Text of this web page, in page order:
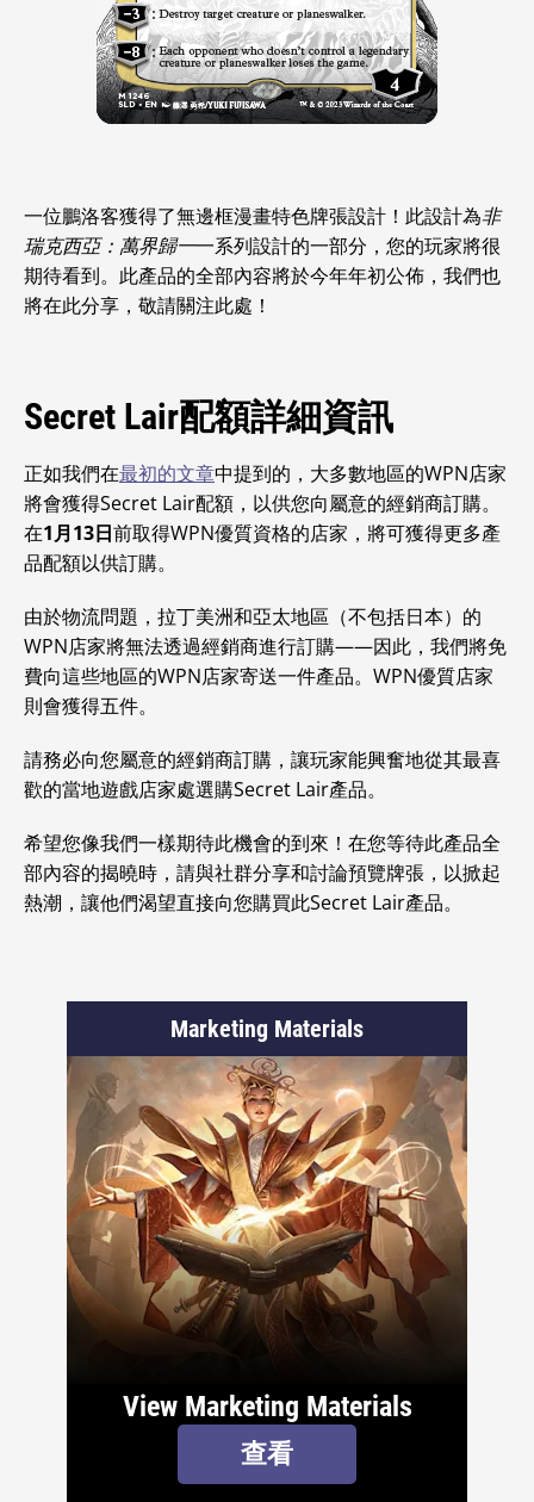
一位鵬洛客獲得了無邊框漫畫特色牌張設計！此設計為非
瑞克西亞：萬界歸一一系列設計的一部分，您的玩家將很
期待看到。此產品的全部內容將於今年年初公佈，我們也
將在此分享，敬請關注此處！
Secret Lair配額詳細資訊
正如我們在最初的文章中提到的，大多數地區的WPN店家
將會獲得Secret Lair配額，以供您向屬意的經銷商訂購。
在1月13日前取得WPN優質資格的店家，將可獲得更多產
品配額以供訂購。
由於物流問題，拉丁美洲和亞太地區（不包括日本）的
WPN店家將無法透過經銷商進行訂購——因此，我們將免
費向這些地區的WPN店家寄送一件產品。WPN優質店家
則會獲得五件。
請務必向您屬意的經銷商訂購，讓玩家能興奮地從其最喜
歡的當地遊戲店家處選購Secret Lair產品。
希望您像我們一樣期待此機會的到來！在您等待此產品全
部內容的揭曉時，請與社群分享和討論預覽牌張，以掀起
熱潮，讓他們渴望直接向您購買此Secret Lair產品。
Marketing Materials
View Marketing Materials
查看